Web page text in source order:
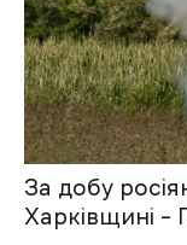
За добу
Харківщині –